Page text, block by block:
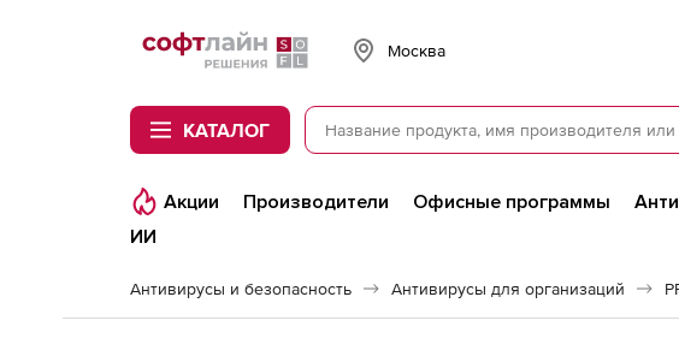
Softline
Москва
КАТАЛОГ
Акции Производители Офисные программы
ИИ
Антивирусы и безопасность Антивирусы для организаций